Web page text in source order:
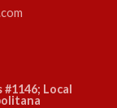
Local